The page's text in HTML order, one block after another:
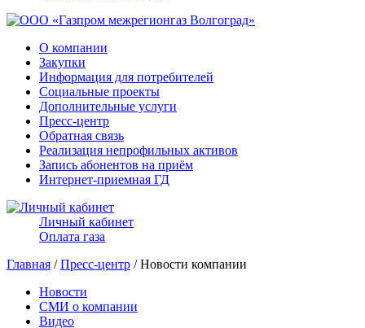
О компании
Закупки
Информация для потребителей
Социальные проекты
Дополнительные услуги
Пресс-центр
Обратная связь
Реализация непрофильных активов
Запись абонентов на приём
Интернет-приемная ГД
Личный кабинет
Оплата газа
Главная /Пресс-центр / Новости компании
Новости
СМИ о компании
Видео